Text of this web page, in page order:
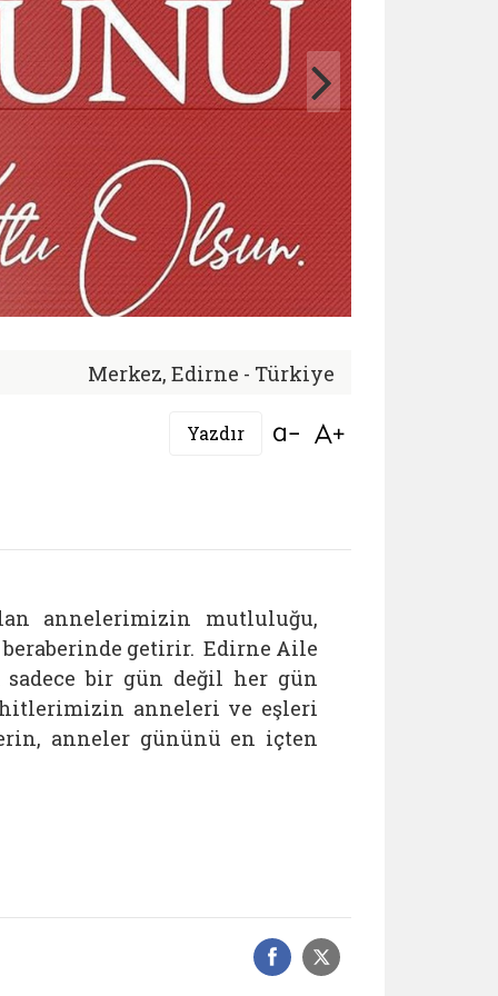
Merkez, Edirne - Türkiye
Yazdır Bağlantıyı aç
annelerimizin mutluluğu,
getirir. Edirne Aile
bir gün değil her gün
anneleri ve eşleri
anneler gününü en içten
Facebook
Sosyal